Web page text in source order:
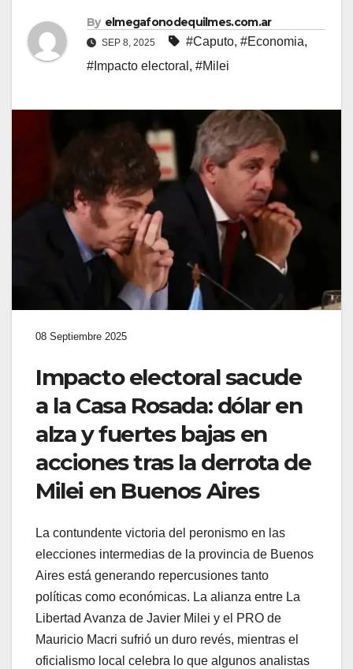
By elmegafonodequilmes.com.ar
SEP 8, 2025 #Caputo, #Economia,
#Impacto electoral , #Milei
08 Septiembre 2025
Impacto electoral sacude
a la Casa Rosada: dólar en
alza y fuertes bajas en
acciones tras la derrota de
Milei en Buenos Aires
La contundente victoria del peronismo en las
elecciones intermedias de la provincia de Buenos
Aires está generando repercusiones tanto
políticas como económicas. La alianza entre La
Libertad Avanza de Javier Milei y el PRO de
Mauricio Macri sufrió un duro revés, mientras el
oficialismo local celebra lo que algunos analistas